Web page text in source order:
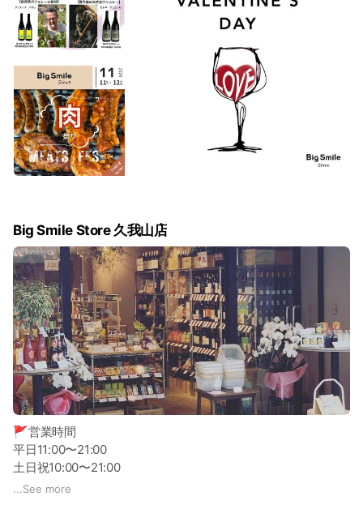
Big Smile Store 久我山店
🚩営業時間
平日11:00〜21:00
土日祝10:00〜21:00
...See more